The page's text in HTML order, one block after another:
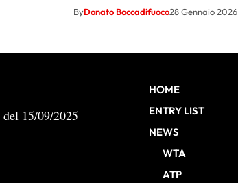
ByDonato Boccadifuoco28 Gennaio 2026
15/09/2025
HOME
ENTRY LIST
NEWS
WTA
ATP